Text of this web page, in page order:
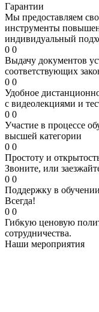
Гарантии
Мы предоставляем
инструменты
индивидуальный
0 0
Выдачу документов
соответствующих
0 0
Удобное
с видеолекциями и
0 0
Участие в процессе
высшей категории
0 0
Простоту и
Звоните, или
0 0
Поддержку в
Всегда!
0 0
Гибкую ценовую
сотрудничества.
Наши мероприятия